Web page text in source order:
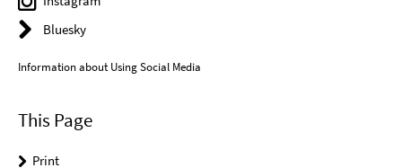
Bluesky
Information about Using Social Media
This Page
Print